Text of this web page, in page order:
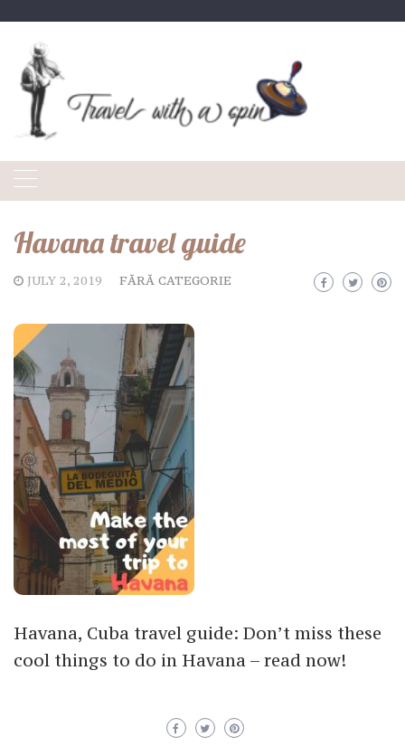
content
Havana travel guide
JULY 2, 2019 FĂRĂ CATEGORIE
Havana, Cuba travel guide: Don’t miss these
cool things to do in Havana – read now!